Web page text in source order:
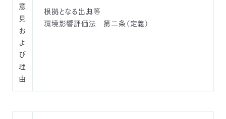
意
見
お
よ
び
理
由
根拠となる出典等
環境影響評価法 第二条（定義）